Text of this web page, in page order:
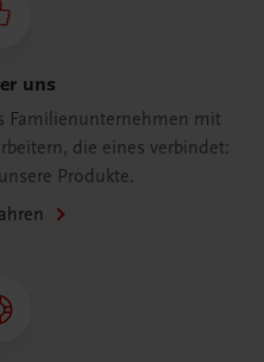
uns
Familienunternehmen mit
die eines verbindet:
Produkte.